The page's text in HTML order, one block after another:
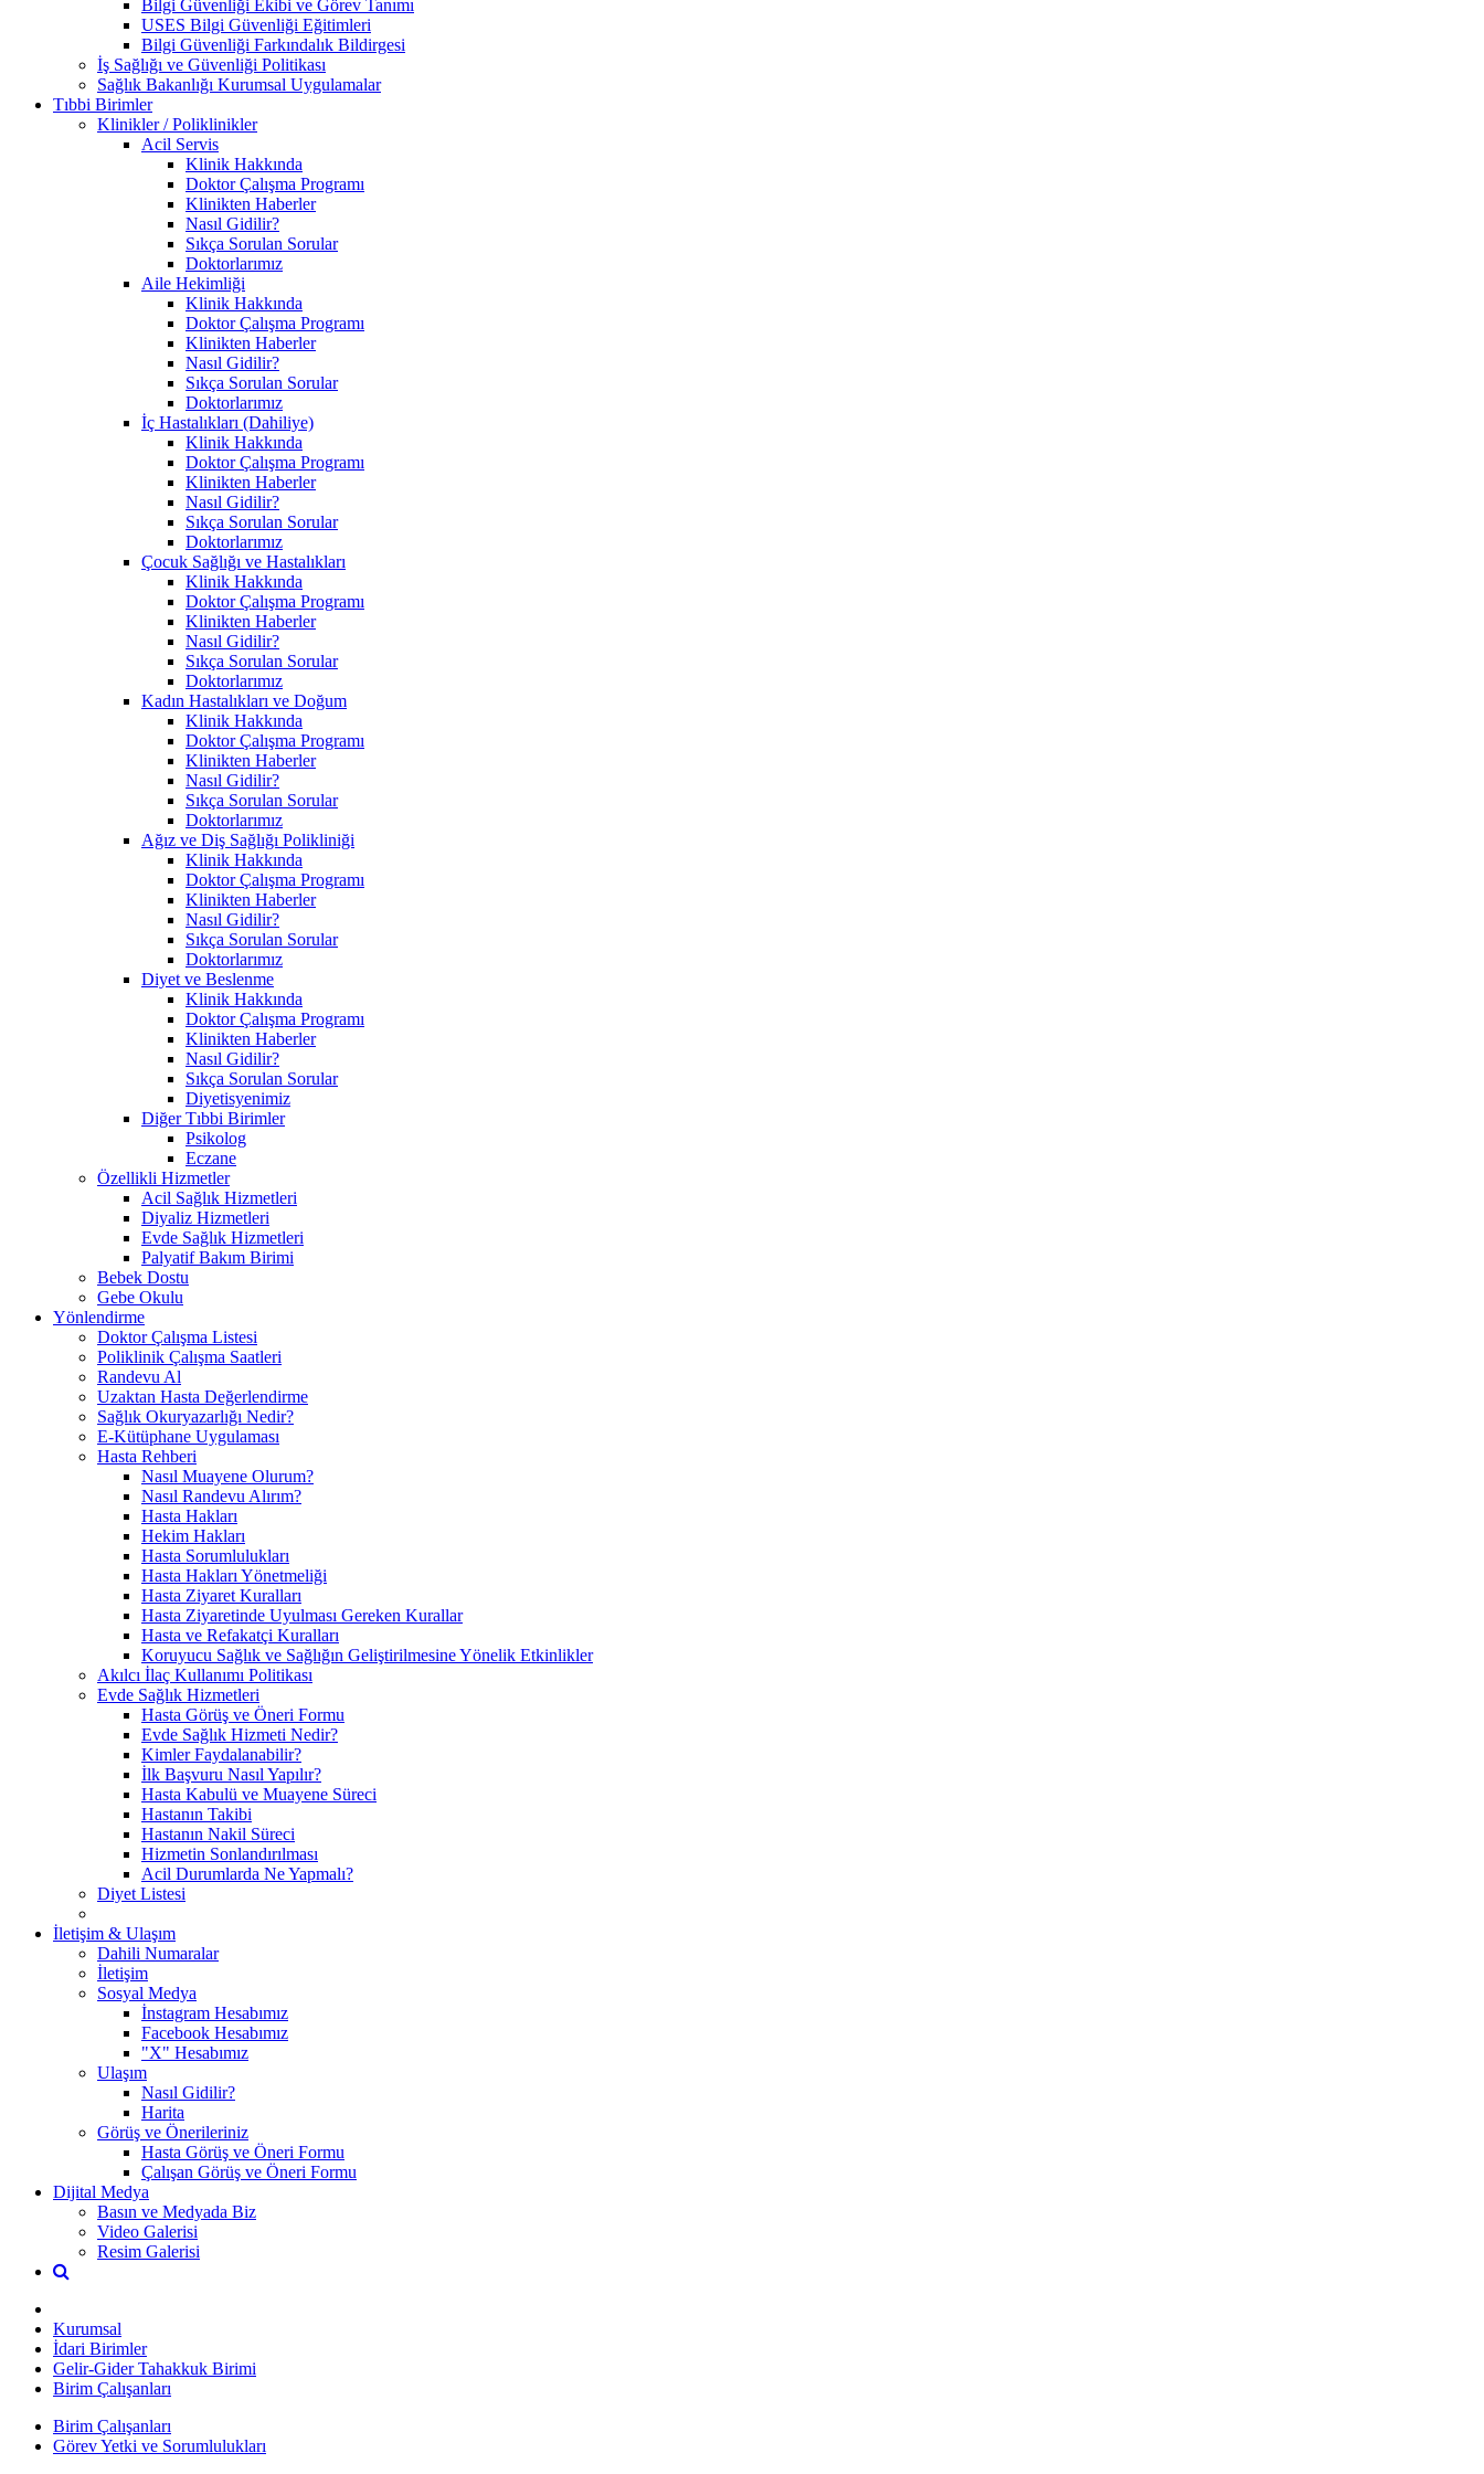
Bilgi Güvenliği Ekibi ve Görev Tanımı
USES Bilgi Güvenliği Eğitimleri
Bilgi Güvenliği Farkındalık Bildirgesi
İş Sağlığı ve Güvenliği Politikası
Sağlık Bakanlığı Kurumsal Uygulamalar
Tıbbi Birimler
Klinikler / Poliklinikler
Acil Servis
Klinik Hakkında
Doktor Çalışma Programı
Klinikten Haberler
Nasıl Gidilir?
Sıkça Sorulan Sorular
Doktorlarımız
Aile Hekimliği
Klinik Hakkında
Doktor Çalışma Programı
Klinikten Haberler
Nasıl Gidilir?
Sıkça Sorulan Sorular
Doktorlarımız
İç Hastalıkları (Dahiliye)
Klinik Hakkında
Doktor Çalışma Programı
Klinikten Haberler
Nasıl Gidilir?
Sıkça Sorulan Sorular
Doktorlarımız
Çocuk Sağlığı ve Hastalıkları
Klinik Hakkında
Doktor Çalışma Programı
Klinikten Haberler
Nasıl Gidilir?
Sıkça Sorulan Sorular
Doktorlarımız
Kadın Hastalıkları ve Doğum
Klinik Hakkında
Doktor Çalışma Programı
Klinikten Haberler
Nasıl Gidilir?
Sıkça Sorulan Sorular
Doktorlarımız
Ağız ve Diş Sağlığı Polikliniği
Klinik Hakkında
Doktor Çalışma Programı
Klinikten Haberler
Nasıl Gidilir?
Sıkça Sorulan Sorular
Doktorlarımız
Diyet ve Beslenme
Klinik Hakkında
Doktor Çalışma Programı
Klinikten Haberler
Nasıl Gidilir?
Sıkça Sorulan Sorular
Diyetisyenimiz
Diğer Tıbbi Birimler
Psikolog
Eczane
Özellikli Hizmetler
Acil Sağlık Hizmetleri
Diyaliz Hizmetleri
Evde Sağlık Hizmetleri
Palyatif Bakım Birimi
Bebek Dostu
Gebe Okulu
Yönlendirme
Doktor Çalışma Listesi
Poliklinik Çalışma Saatleri
Randevu Al
Uzaktan Hasta Değerlendirme
Sağlık Okuryazarlığı Nedir?
E-Kütüphane Uygulaması
Hasta Rehberi
Nasıl Muayene Olurum?
Nasıl Randevu Alırım?
Hasta Hakları
Hekim Hakları
Hasta Sorumlulukları
Hasta Hakları Yönetmeliği
Hasta Ziyaret Kuralları
Hasta Ziyaretinde Uyulması Gereken Kurallar
Hasta ve Refakatçi Kuralları
Koruyucu Sağlık ve Sağlığın Geliştirilmesine Yönelik Etkinlikler
Akılcı İlaç Kullanımı Politikası
Evde Sağlık Hizmetleri
Hasta Görüş ve Öneri Formu
Evde Sağlık Hizmeti Nedir?
Kimler Faydalanabilir?
İlk Başvuru Nasıl Yapılır?
Hasta Kabulü ve Muayene Süreci
Hastanın Takibi
Hastanın Nakil Süreci
Hizmetin Sonlandırılması
Acil Durumlarda Ne Yapmalı?
Diyet Listesi
İletişim & Ulaşım
Dahili Numaralar
İletişim
Sosyal Medya
İnstagram Hesabımız
Facebook Hesabımız
"X" Hesabımız
Ulaşım
Nasıl Gidilir?
Harita
Görüş ve Önerileriniz
Hasta Görüş ve Öneri Formu
Çalışan Görüş ve Öneri Formu
Dijital Medya
Basın ve Medyada Biz
Video Galerisi
Resim Galerisi
Kurumsal
İdari Birimler
Gelir-Gider Tahakkuk Birimi
Birim Çalışanları
Birim Çalışanları
Görev Yetki ve Sorumlulukları